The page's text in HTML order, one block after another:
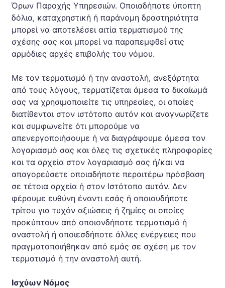
Όρων Παροχής Υπηρεσιών. Οποιαδήποτε ύποπτη
δόλια, καταχρηστική ή παράνομη δραστηριότητα
μπορεί να αποτελέσει αιτία τερματισμού της
σχέσης σας και μπορεί να παραπεμφθεί στις
αρμόδιες αρχές επιβολής του νόμου.
Με τον τερματισμό ή την αναστολή, ανεξάρτητα
από τους λόγους, τερματίζεται άμεσα το δικαίωμά
σας να χρησιμοποιείτε τις υπηρεσίες, οι οποίες
διατίθενται στον ιστότοπο αυτόν και αναγνωρίζετε
και συμφωνείτε ότι μπορούμε να
απενεργοποιήσουμε ή να διαγράψουμε άμεσα τον
λογαριασμό σας και όλες τις σχετικές πληροφορίες
και τα αρχεία στον λογαριασμό σας ή/και να
απαγορεύσετε οποιαδήποτε περαιτέρω πρόσβαση
σε τέτοια αρχεία ή στον Ιστότοπο αυτόν. Δεν
φέρουμε ευθύνη έναντι εσάς ή οποιουδήποτε
τρίτου για τυχόν αξιώσεις ή ζημίες οι οποίες
προκύπτουν από οποιονδήποτε τερματισμό ή
αναστολή ή οποιεσδήποτε άλλες ενέργειες που
πραγματοποιήθηκαν από εμάς σε σχέση με τον
τερματισμό ή την αναστολή αυτή.
Ισχύων Νόμος